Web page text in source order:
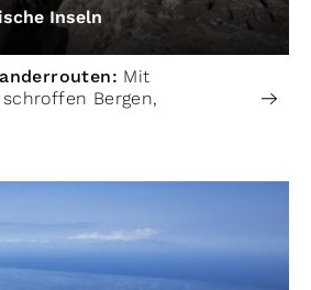
Inseln
Mit
Bergen,